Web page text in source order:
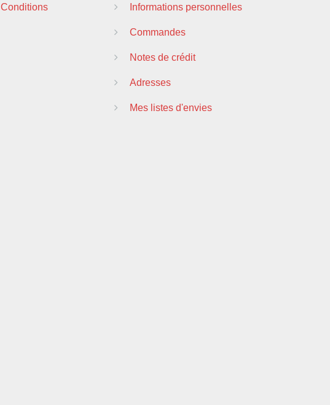
Informations personnelles
Commandes
Notes de crédit
Adresses
Mes listes d'envies